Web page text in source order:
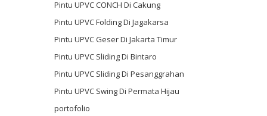
Pintu UPVC CONCH Di Cakung
Pintu UPVC Folding Di Jagakarsa
Pintu UPVC Geser Di Jakarta Timur
Pintu UPVC Sliding Di Bintaro
Pintu UPVC Sliding Di Pesanggrahan
Pintu UPVC Swing Di Permata Hijau
portofolio